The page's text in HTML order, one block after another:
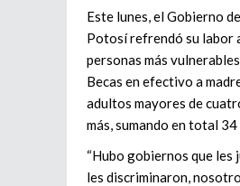
Este lunes, el Gobierno
Potosí refrendó su labor
personas más
Becas en efectivo a
adultos mayores de
más, sumando en total 34
“Hubo gobiernos que les
les discriminaron,